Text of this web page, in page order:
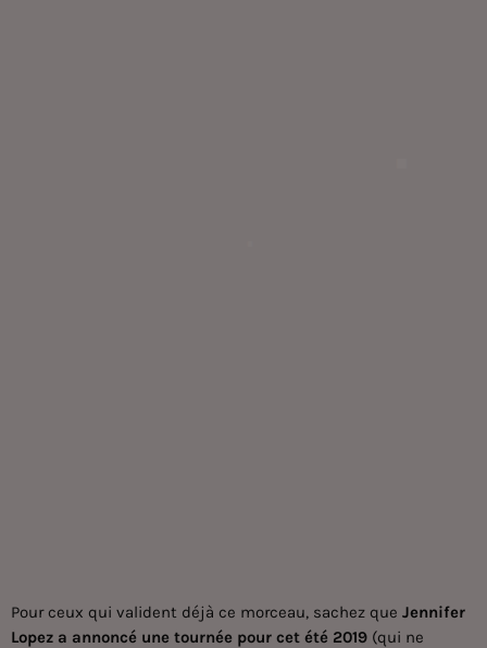
Pour ceux qui valident déjà ce morceau, sachez que Jennifer
Lopez a annoncé une tournée pour cet été 2019 (qui ne